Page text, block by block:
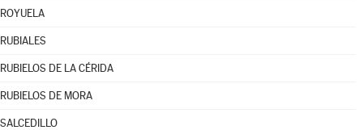
ROYUELA
RUBIALES
RUBIELOS DE LA CÉRIDA
RUBIELOS DE MORA
SALCEDILLO